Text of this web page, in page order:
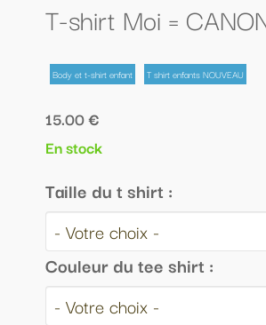
T-shirt Moi =
Body et t-shirt enfant T shirt enfants NOUVEAU
15.00 €
En stock
Taille du t shirt :
Couleur du tee shirt :